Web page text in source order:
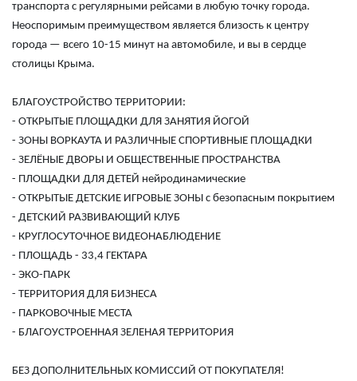
транспорта с регулярными рейсами в любую точку города.
Неоспоримым преимуществом является близость к центру
города — всего 10-15 минут на автомобиле, и вы в сердце
столицы Крыма.
БЛАГОУСТРОЙСТВО ТЕРРИТОРИИ:
- ОТКРЫТЫЕ ПЛОЩАДКИ ДЛЯ ЗАНЯТИЯ ЙОГОЙ
- ЗОНЫ ВОРКАУТА И РАЗЛИЧНЫЕ СПОРТИВНЫЕ ПЛОЩАДКИ
- ЗЕЛЁНЫЕ ДВОРЫ И ОБЩЕСТВЕННЫЕ ПРОСТРАНСТВА
- ПЛОЩАДКИ ДЛЯ ДЕТЕЙ нейродинамические
- ОТКРЫТЫЕ ДЕТСКИЕ ИГРОВЫЕ ЗОНЫ с безопасным покрытием
- ДЕТСКИЙ РАЗВИВАЮЩИЙ КЛУБ
- КРУГЛОСУТОЧНОЕ ВИДЕОНАБЛЮДЕНИЕ
- ПЛОЩАДЬ - 33,4 ГЕКТАРА
- ЭКО-ПАРК
- ТЕРРИТОРИЯ ДЛЯ БИЗНЕСА
- ПАРКОВОЧНЫЕ МЕСТА
- БЛАГОУСТРОЕННАЯ ЗЕЛЕНАЯ ТЕРРИТОРИЯ
БЕЗ ДОПОЛНИТЕЛЬНЫХ КОМИССИЙ ОТ ПОКУПАТЕЛЯ!